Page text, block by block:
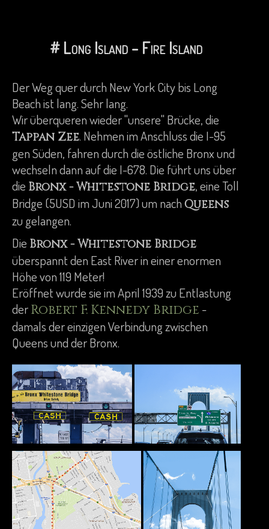
# Long Island - Fire Island
Der Weg quer durch New York City bis Long
Beach ist lang. Sehr lang.
Wir überqueren wieder "unsere" Brücke, die
Tappan Zee. Nehmen im Anschluss die I-95
gen Süden, fahren durch die östliche Bronx und
wechseln dann auf die I-678. Die führt uns über
die Bronx - Whitestone Bridge, eine Toll
Bridge (5USD im Juni 2017) um nach Queens
zu gelangen.
Die Bronx - Whitestone Bridge
überspannt den East River in einer enormen
Höhe von 119 Meter!
Eröffnet wurde sie im April 1939 zu Entlastung
derRobert F. Kennedy Bridge -
damals der einzigen Verbindung zwischen
Queens und der Bronx.